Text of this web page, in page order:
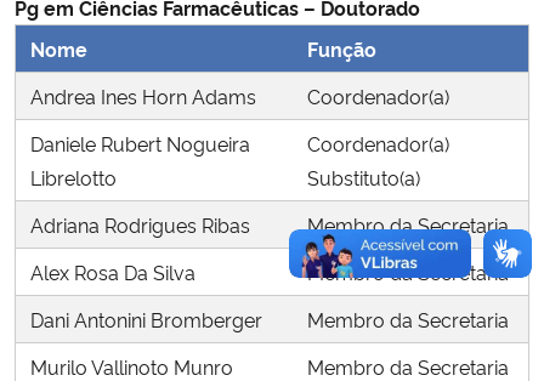
Secretaria-Geral
Secretaria de Governo
Gabinete de Segurança Institucional
Advocacia-Geral da União
Banco Central do Brasil
Planalto
Pg em Ciências Farmacêuticas – Doutorado
Nome
Função
Andrea Ines Horn Adams
Coordenador(a)
Daniele Rubert Nogueira
Librelotto
Coordenador(a)
Substituto(a)
Adriana Rodrigues Ribas
Membro da Secretaria
Alex Rosa Da Silva
Membro da Secretaria
Dani Antonini Bromberger
Membro da Secretaria
Murilo Vallinoto Munro
Membro da Secretaria